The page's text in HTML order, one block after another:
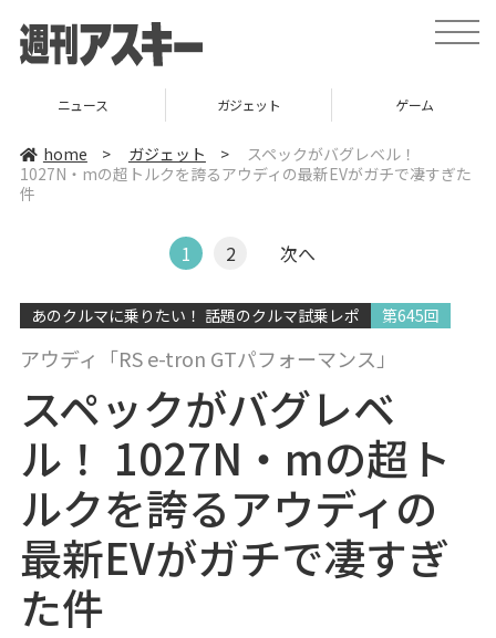
t
o
i
ニュース ガジェット ゲーム
home > ガジェット >
スペックがバグレベル！
1027N・mの超トルクを誇るアウディの最新EVがガチで凄すぎた
件
1 2 次へ
あのクルマに乗りたい！ 話題のクルマ試乗レポ 第645回
アウディ「RS e-tron GTパフォーマンス」
スペックがバグレベ
ル！ 1027N・mの超ト
ルクを誇るアウディの
最新EVがガチで凄すぎ
た件